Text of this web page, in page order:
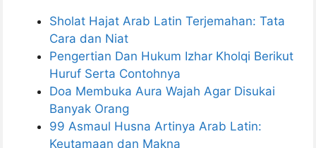
Sholat Hajat Arab Latin Terjemahan: Tata
Cara dan Niat
Pengertian Dan Hukum Izhar Kholqi Berikut
Huruf Serta Contohnya
Doa Membuka Aura Wajah Agar Disukai
Banyak Orang
99 Asmaul Husna Artinya Arab Latin:
Keutamaan dan Makna